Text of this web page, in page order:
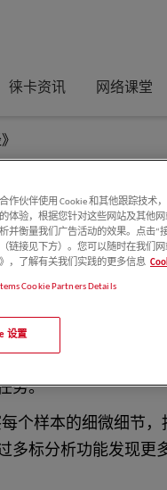
徕卡资讯 网络课堂
科研捷径
像推向前所未有的高
，您能够比以往
务。
个样本的细微细节，
多标分析功能发现更
作伙伴使用 Cookie 和其他跟踪技术
体验，根据您针对这些网站及其他
并衡量我们广告活动的效果。点击“
链接见下方）。您可以随时在我们
》，了解有关我们实践的更多信息
Cookie Partners Details
设置